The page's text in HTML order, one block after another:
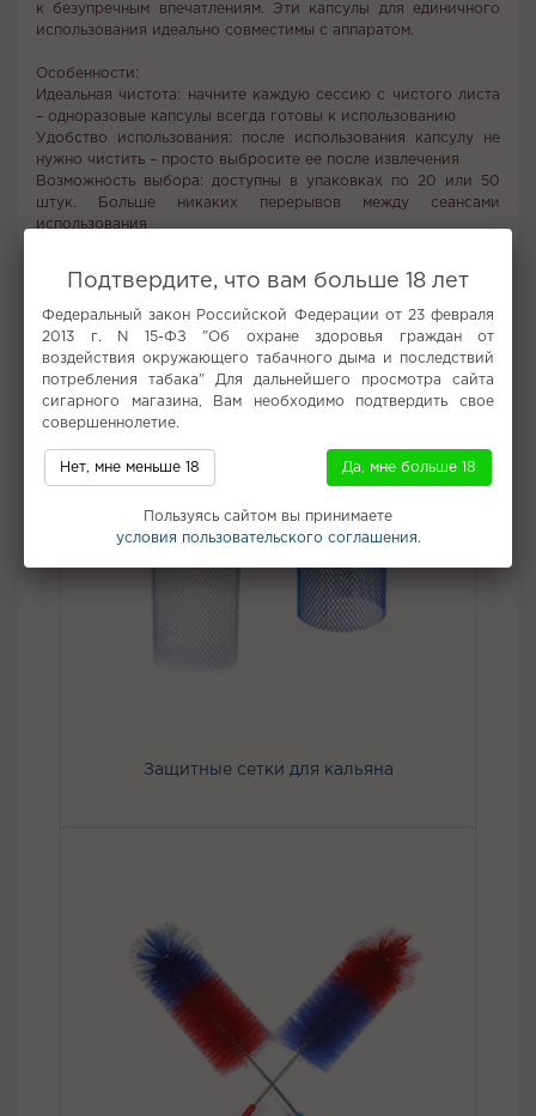
к безупречным впечатлениям. Эти капсулы для единичного
использования идеально совместимы с аппаратом.
Особенности:
Идеальная чистота: начните каждую сессию с чистого листа
– одноразовые капсулы всегда готовы к использованию
Удобство использования: после использования капсулу не
нужно чистить – просто выбросите ее после извлечения
Возможность выбора: доступны в упаковках по 20 или 50
штук. Больше никаких перерывов между сеансами
использования
Не забудьте купить
Защитные сетки для кальяна
Подтвердите, что вам больше 18 лет
Федеральный закон Российской Федерации от 23 февраля
2013 г. N 15-ФЗ "Об охране здоровья граждан от
воздействия окружающего табачного дыма и последствий
потребления табака" Для дальнейшего просмотра сайта
сигарного магазина, Вам необходимо подтвердить свое
совершеннолетие.
Нет, мне меньше 18 Да, мне больше 18
Пользуясь сайтом вы принимаете
условия пользовательского соглашения.